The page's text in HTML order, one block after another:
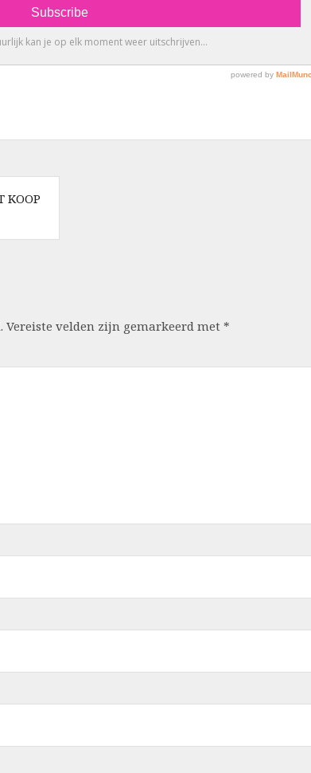
KOOP
Vereiste velden zijn gemarkeerd met *